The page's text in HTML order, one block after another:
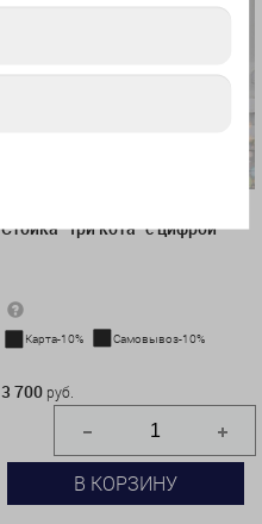
Стойка "Три кота" с цифрой
Карта-10% Самовывоз-10%
3 700 руб.
В КОРЗИНУ